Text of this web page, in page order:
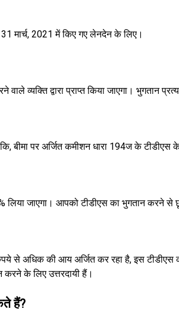
मार्च, 2021 में किए गए लेनदेन के लिए।
व्यक्ति द्वारा प्राप्त किया जाएगा। भुगतान
बीमा पर अर्जित कमीशन धारा 194ज के टीडीएस
जाएगा। आपको टीडीएस का भुगतान करने
से अधिक की आय अर्जित कर रहा है, इस
के लिए उत्तरदायी हैं।
हैं?